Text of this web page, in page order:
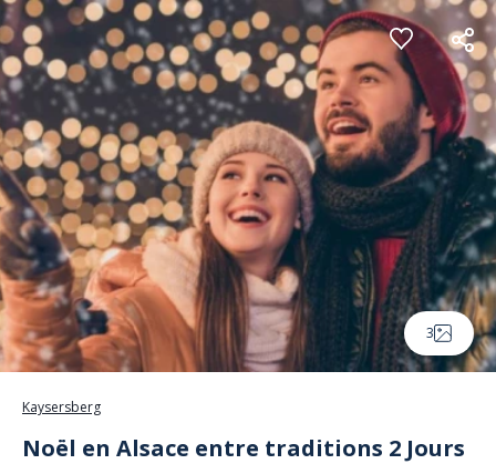
Panneau de gestion des cookies
3
Kaysersberg
Noël en Alsace entre traditions 2 Jours